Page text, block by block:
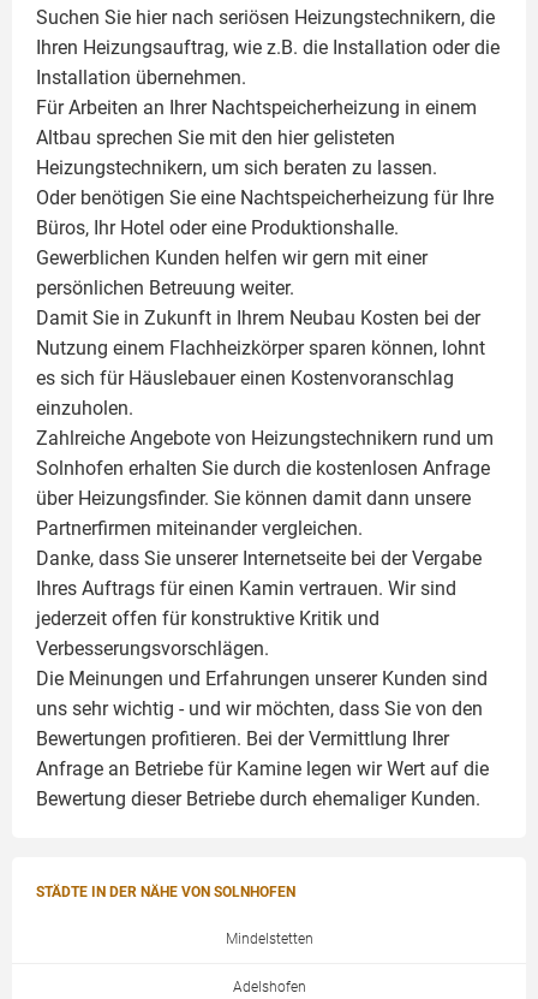
Suchen Sie hier nach seriösen Heizungstechnikern, die
Ihren Heizungsauftrag, wie z.B. die Installation oder die
Installation übernehmen.
Für Arbeiten an Ihrer Nachtspeicherheizung in einem
Altbau sprechen Sie mit den hier gelisteten
Heizungstechnikern, um sich beraten zu lassen.
Oder benötigen Sie eine Nachtspeicherheizung für Ihre
Büros, Ihr Hotel oder eine Produktionshalle.
Gewerblichen Kunden helfen wir gern mit einer
persönlichen Betreuung weiter.
Damit Sie in Zukunft in Ihrem Neubau Kosten bei der
Nutzung einem Flachheizkörpersparen können, lohnt
es sich für Häuslebauer einen Kostenvoranschlag
einzuholen.
Zahlreiche Angebote von Heizungstechnikern rund um
Solnhofen erhalten Sie durch die kostenlosen Anfrage
über Heizungsfinder. Sie können damit dann unsere
Partnerfirmen miteinander vergleichen.
Danke, dass Sie unserer Internetseite bei der Vergabe
Ihres Auftrags für einen Kamin vertrauen. Wir sind
jederzeit offen für konstruktive Kritik und
Verbesserungsvorschlägen.
Die Meinungen und Erfahrungen unserer Kunden sind
uns sehr wichtig - und wir möchten, dass Sie von den
Bewertungen profitieren. Bei der Vermittlung Ihrer
Anfrage an Betriebe für Kamine legen wir Wert auf die
Bewertung dieser Betriebe durch ehemaliger Kunden.
STÄDTE IN DER NÄHE VON SOLNHOFEN
Mindelstetten
Adelshofen